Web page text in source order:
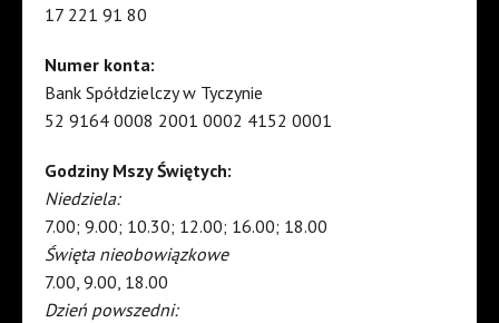
17 221 91 80
Numer konta:
Bank Spółdzielczy w Tyczynie
52 9164 0008 2001 0002 4152 0001
Godziny Mszy Świętych:
Niedziela:
7.00; 9.00; 10.30; 12.00; 16.00; 18.00
Święta nieobowiązkowe
7.00, 9.00, 18.00
Dzień powszedni: